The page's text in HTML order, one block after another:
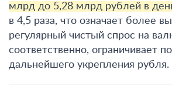
млрд до 5,28 млрд рублей в
в 4,5 раза, что означает более
регулярный чистый спрос на
соответственно, ограничивает
дальнейшего укрепления рубля.